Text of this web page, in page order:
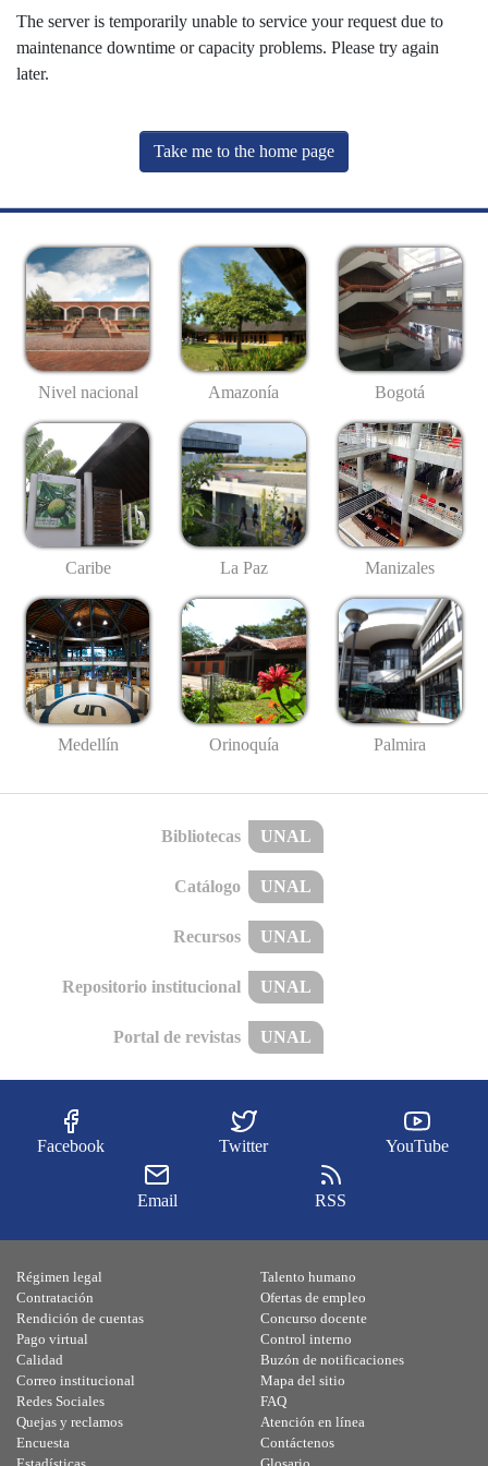
The server is temporarily unable to service your request due to
maintenance downtime or capacity problems. Please try again
later.
Take me to the home page
Nivel nacional Amazonía Bogotá
Caribe La Paz Manizales
Medellín Orinoquía Palmira
Bibliotecas UNAL
Catálogo UNAL
Recursos UNAL
Repositorio institucional UNAL
Portal de revistas UNAL
Facebook Twitter YouTube
Email RSS
Régimen legal
Contratación
Rendición de cuentas
Pago virtual
Calidad
Talento humano
Ofertas de empleo
Concurso docente
Control interno
Buzón de notificaciones
Correo institucional
Redes Sociales
Quejas y reclamos
Encuesta
Mapa del sitio
FAQ
Atención en línea
Contáctenos